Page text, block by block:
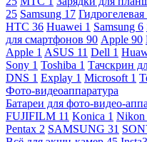
25 Samsung 17
HTC 36 Huawei 1 Samsung 6
для смартфонов 90 Apple 90
Apple 1 ASUS 11 Dell 1
Sony 1 Toshiba 1 Тачскрин
DNS 1 Explay 1 Microsoft 1
Фото-видеоаппаратура
Батареи для фото-видео-
FUJIFILM 11 Konica 1 Nikon
Pentax 2 SAMSUNG 31